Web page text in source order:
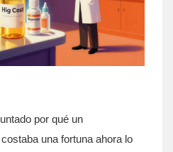
por qué un
una fortuna ahora lo